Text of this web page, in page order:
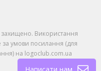
захищено. Використання
за умови посилання (для
на logoclub.com.ua